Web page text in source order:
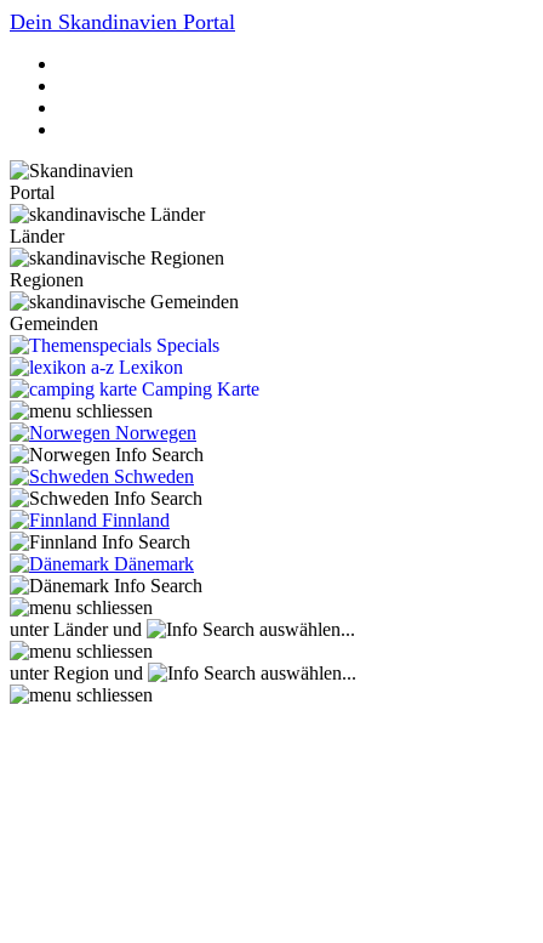
Dein Skandinavien Portal
Portal
Länder
Regionen
Gemeinden
Specials
Lexikon
Camping Karte
Norwegen
Schweden
Finnland
Dänemark
unter Länder und auswählen...
unter Region und auswählen...